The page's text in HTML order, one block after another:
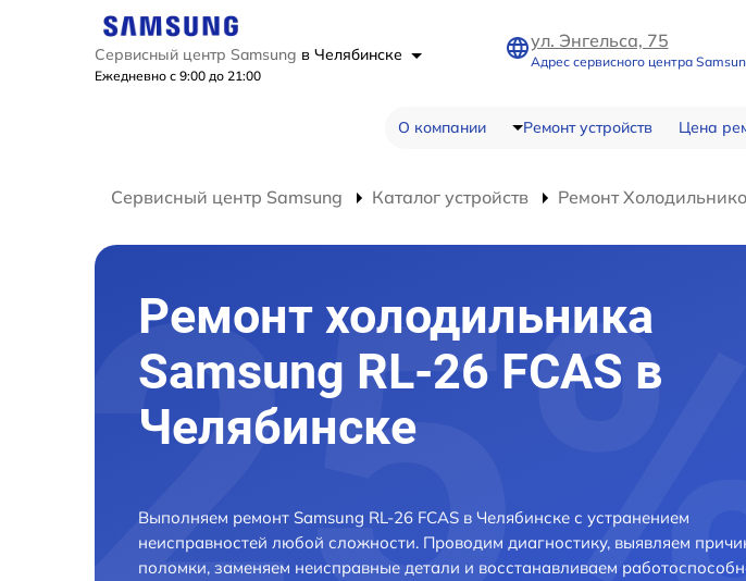
Сервисный центр Samsung в Челябинске
Ежедневно с 9:00 до 21:00
ул. Энгельса, 75
Адрес сервисного центра
О компании Ремонт устройств Цена
Сервисный центр Samsung Каталог устройств Ремонт
Ремонт холодильника
Samsung RL-26 FCAS в
Челябинске
Выполняем ремонт Samsung RL-26 FCAS в Челябинске с устранением
неисправностей любой сложности. Проводим диагностику, выявляем
поломки, заменяем неисправные детали и восстанавливаем